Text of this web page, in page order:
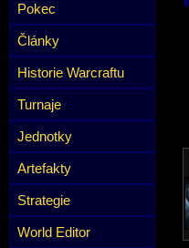
Pokec
Články
Historie Warcraftu
Turnaje
Jednotky
Artefakty
Strategie
World Editor